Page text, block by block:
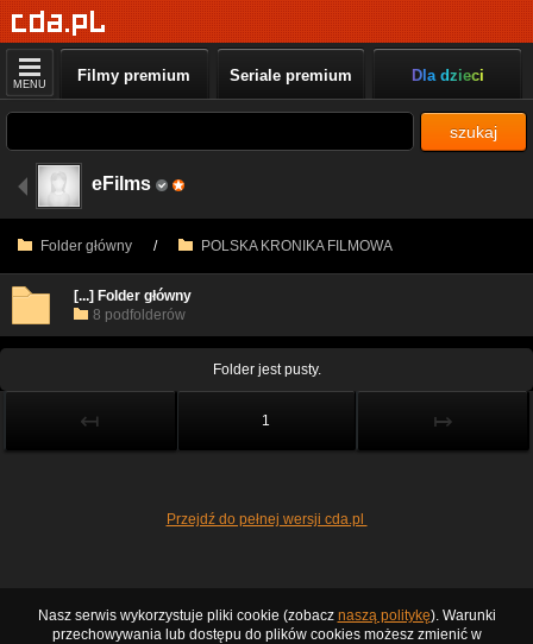
MENU Filmy premium Seriale premium Dla dzieci
szukaj
eFilms
Folder główny / POLSKA KRONIKA FILMOWA
[...] Folder główny
8 podfolderów
Folder jest pusty.
↤ 1 ↦
Przejdź do pełnej wersji cda.pl
Nasz serwis wykorzystuje pliki cookie (zobacz naszą politykę). Warunki
przechowywania lub dostępu do plików cookies możesz zmienić w